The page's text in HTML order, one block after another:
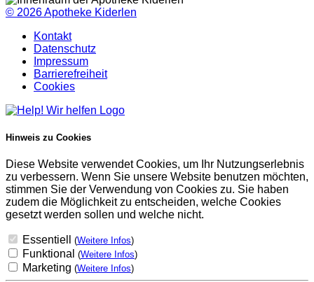
© 2026Apotheke Kiderlen
Kontakt
Datenschutz
Impressum
Barrierefreiheit
Cookies
Hinweis zu Cookies
Diese Website verwendet Cookies, um Ihr Nutzungserlebnis
zu verbessern. Wenn Sie unsere Website benutzen möchten,
stimmen Sie der Verwendung von Cookies zu. Sie haben
zudem die Möglichkeit zu entscheiden, welche Cookies
gesetzt werden sollen und welche nicht.
Essentiell (Weitere Infos)
Funktional (Weitere Infos)
Marketing (Weitere Infos)